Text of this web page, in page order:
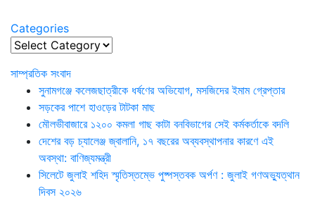
Categories
Categories
সাম্প্রতিক সংবাদ
সুনামগঞ্জে কলেজছাত্রীকে ধর্ষণের অভিযোগ, মসজিদের ইমাম গ্রেপ্তার
সড়কের পাশে হাওড়ের টাটকা মাছ
মৌলভীবাজারে ১২০০ কমলা গাছ কাটা বনবিভাগের সেই কর্মকর্তাকে বদলি
দেশের বড় চ্যালেঞ্জ জ্বালানি, ১৭ বছরের অব্যবস্থাপনার কারণে এই
অবস্থা: বাণিজ্যমন্ত্রী
সিলেটে জুলাই শহিদ স্মৃতিস্তম্ভে পুষ্পস্তবক অর্পণ : জুলাই গণঅভ্যুত্থান
দিবস ২০২৬